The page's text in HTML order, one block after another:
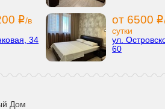
i/в
34
от 6500 i
сутки
ул.
60
Дом